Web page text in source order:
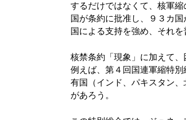
するだけではなくて、核軍
国が条約に批准し、９３カ
国による支持を強め、それ
核禁条約「現象」に加えて
例えば、第４回国連軍縮特
有国（インド、パキスタン
があろう。